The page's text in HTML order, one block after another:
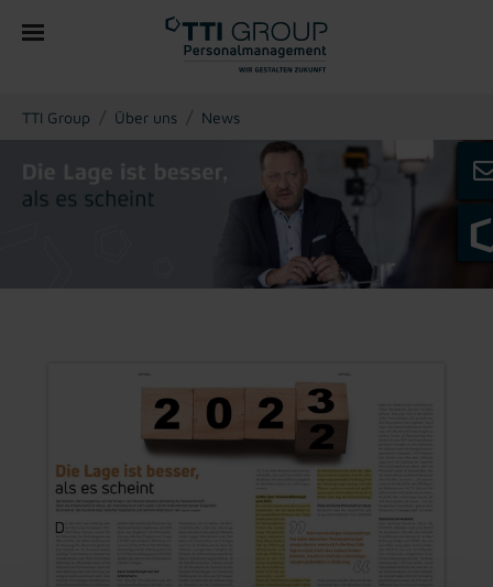
You are here:
TTI Group Über uns News